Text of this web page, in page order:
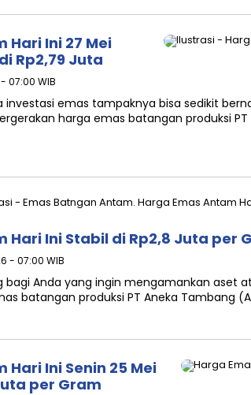
Hari Ini 27 Mei
Rp2,79 Juta
07:00 WIB
investasi emas tampaknya bisa sedikit
harga emas batangan produksi
Hari Ini Stabil di Rp2,8 Juta per
- 07:00 WIB
bagi Anda yang ingin mengamankan aset
batangan produksi PT Aneka Tambang
Hari Ini Senin 25 Mei
per Gram